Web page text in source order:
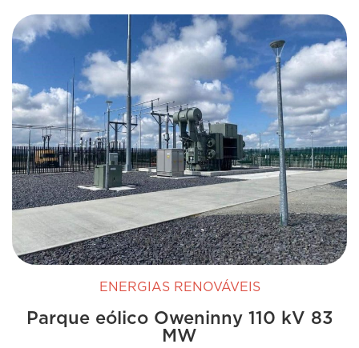
ENERGIAS RENOVÁVEIS
Parque eólico Oweninny 110 kV 83
MW